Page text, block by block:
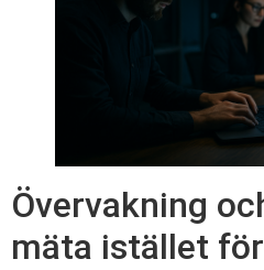
Övervakning
mäta istället